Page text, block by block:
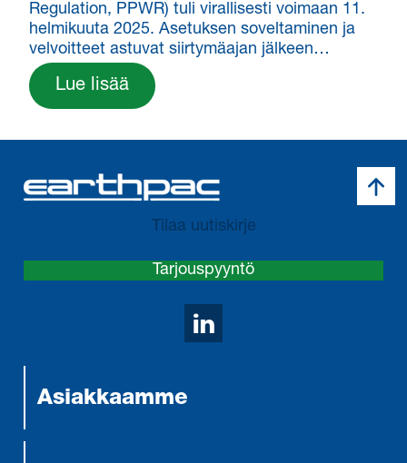
Lue lisää
Regulation, PPWR) tuli virallisesti voimaan 11.
helmikuuta 2025. Asetuksen soveltaminen ja
velvoitteet astuvat siirtymäajan jälkeen…
Tilaa uutiskirje
Tarjouspyyntö
Avaa LinkedIn
Asiakkaamme